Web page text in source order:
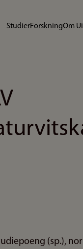
StudierForskningOm
(sp.),